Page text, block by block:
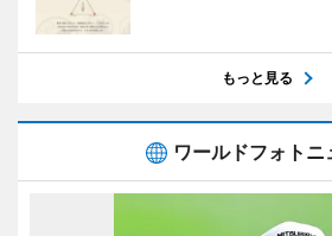
もっと見る
ワールドフォトニ